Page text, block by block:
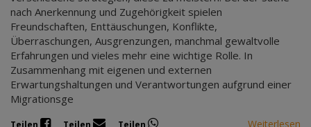
nach Anerkennung und Zugehörigkeit spielen
Freundschaften, Enttäuschungen, Konflikte,
Überraschungen, Ausgrenzungen, manchmal gewaltvolle
Erfahrungen und vieles mehr eine wichtige Rolle. In
Zusammenhang mit eigenen und externen
Erwartungshaltungen und Verantwortungen aufgrund einer
Migrationsge
Weiterlesen